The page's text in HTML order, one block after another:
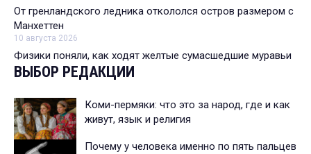
От гренландского ледника откололся остров размером с
Манхеттен
10 августа 2026
Физики поняли, как ходят желтые сумасшедшие муравьи
ВЫБОР РЕДАКЦИИ
Коми-пермяки: что это за народ, где и как
живут, язык и религия
Почему у человека именно по пять пальцев